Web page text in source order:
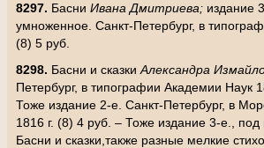
8297. Басни Ивана Дмитриева; издание
умноженное. Санкт-Петербург, в
(8) 5 руб.
8298. Басни и сказки Александра
Петербург, в типографии Академии Наук
Тоже издание 2-е. Санкт-Петербург, в
1816 г. (8) 4 руб. – Тоже издание 3-е.,
Басни и сказки,также разные мелкие